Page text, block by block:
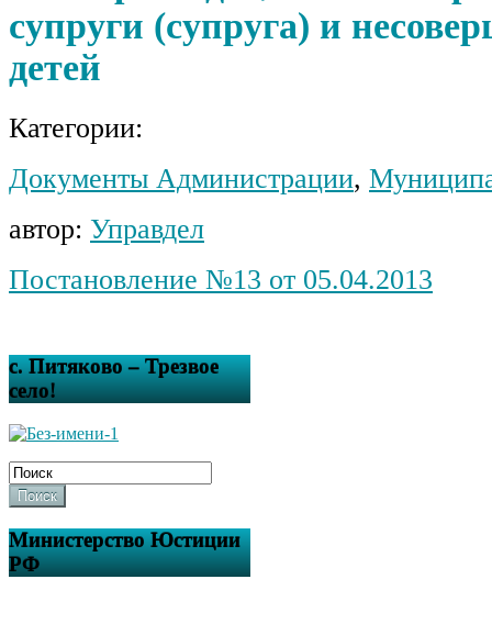
супруги (супруга) и
детей
Категории:
Документы Администрации,
автор: Управдел
Постановление №13 от 05.04.2013
с. Питяково – Трезвое
село!
Поиск
Министерство Юстиции
РФ